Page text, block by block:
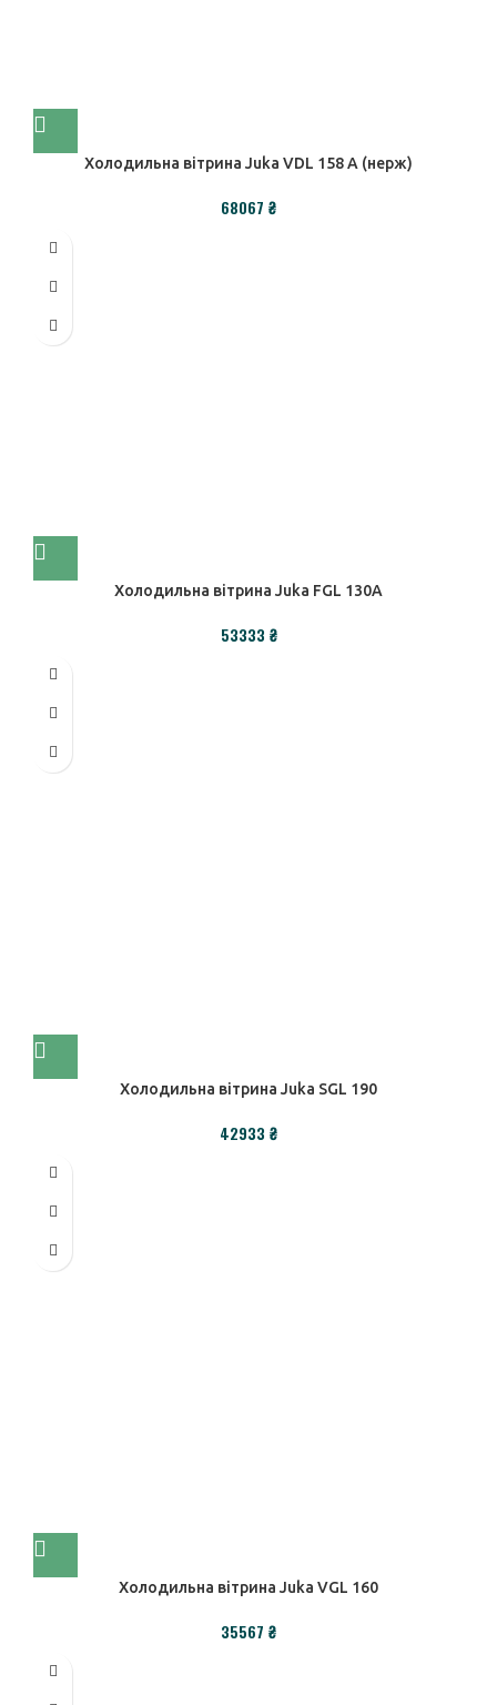
Холодильна вітрина Juka VDL 158 А (нерж)
₴
Холодильна вітрина Juka FGL 130A
₴
Холодильна вітрина Juka SGL 190
₴
Холодильна вітрина Juka VGL 160
₴